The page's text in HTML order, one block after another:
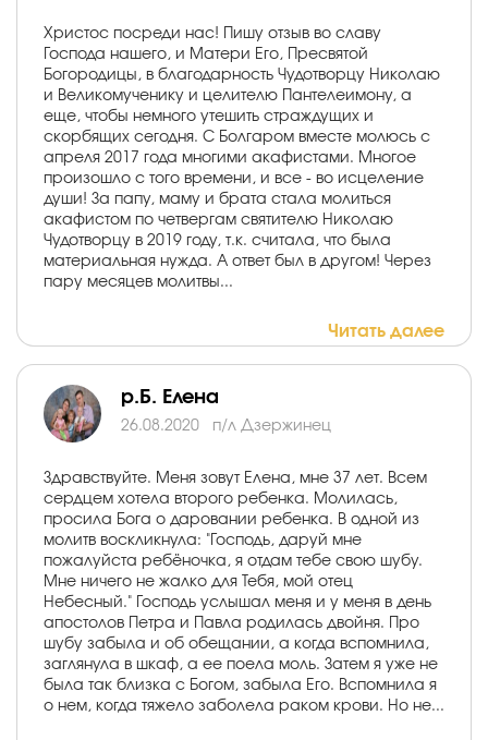
Христос посреди нас! Пишу отзыв во славу
Господа нашего, и Матери Его, Пресвятой
Богородицы, в благодарность Чудотворцу Николаю
и Великомученику и целителю Пантелеимону, а
еще, чтобы немного утешить страждущих и
скорбящих сегодня. С Болгаром вместе молюсь с
апреля 2017 года многими акафистами. Многое
произошло с того времени, и все - во исцеление
души! За папу, маму и брата стала молиться
акафистом по четвергам святителю Николаю
Чудотворцу в 2019 году, т.к. считала, что была
материальная нужда. А ответ был в другом! Через
пару месяцев молитвы...
Читать далее
р.Б. Елена
26.08.2020 п/л Дзержинец
Здравствуйте. Меня зовут Елена, мне 37 лет. Всем
сердцем хотела второго ребенка. Молилась,
просила Бога о даровании ребенка. В одной из
молитв воскликнула: "Господь, даруй мне
пожалуйста ребёночка, я отдам тебе свою шубу.
Мне ничего не жалко для Тебя, мой отец
Небесный." Господь услышал меня и у меня в день
апостолов Петра и Павла родилась двойня. Про
шубу забыла и об обещании, а когда вспомнила,
заглянула в шкаф, а ее поела моль. Затем я уже не
была так близка с Богом, забыла Его. Вспомнила я
о нем, когда тяжело заболела раком крови. Но не...